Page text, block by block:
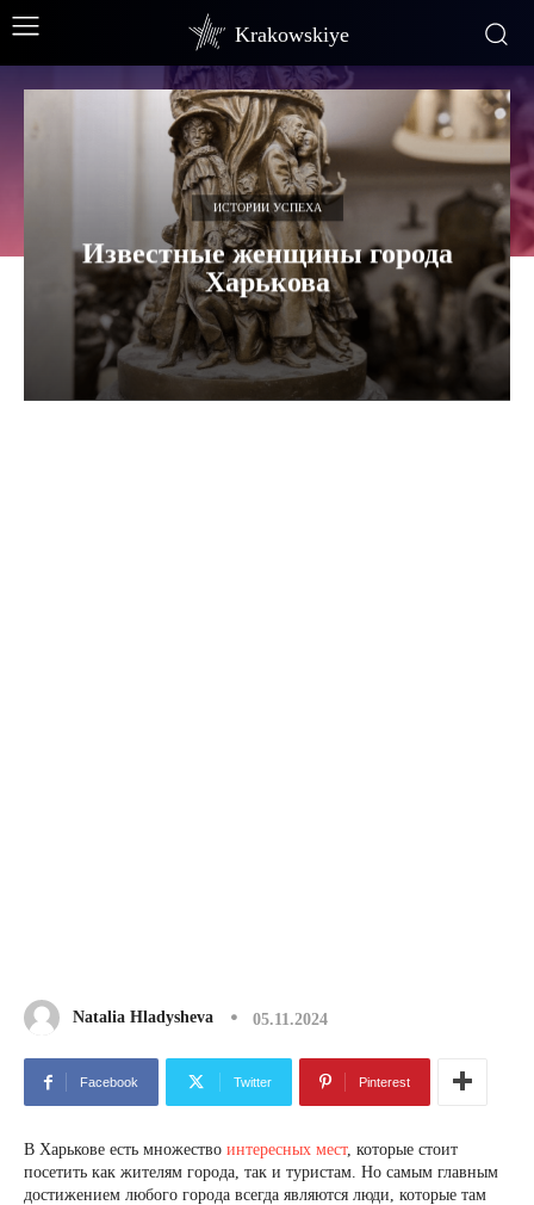
Krakowskiye
ИСТОРИИ УСПЕХА
Известные женщины города
Харькова
Natalia Hladysheva 05.11.2024
Facebook Twitter Pinterest
В Харькове есть множество интересных мест, которые стоит
посетить как жителям города, так и туристам. Но самым главным
достижением любого города всегда являются люди, которые там